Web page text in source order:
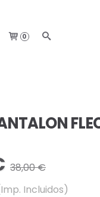
0
38,00 €
Incluidos)